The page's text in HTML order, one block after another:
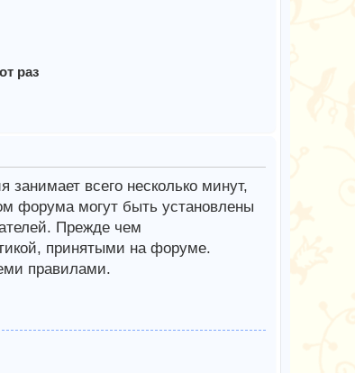
раз
всего несколько минут,
форума могут быть установлены
Прежде чем
принятыми на форуме.
правилами.